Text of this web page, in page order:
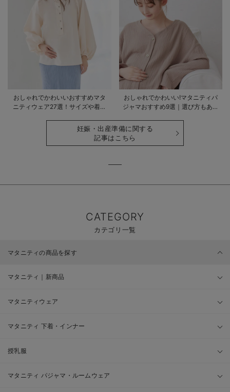
おしゃれでかわいいおすすめマタ
ニティウェア27選！サイズや着る
おしゃれでかわいい!マタニティパ
ジャマおすすめ9選｜選び方もあわ
妊娠・出産準備に関する
記事はこちら
CATEGORY
カテゴリ一覧
マタニティの商品を探す
マタニティ｜新商品
マタニティウェア
マタニティ 下着・インナー
授乳服
マタニティ パジャマ・ルームウェア